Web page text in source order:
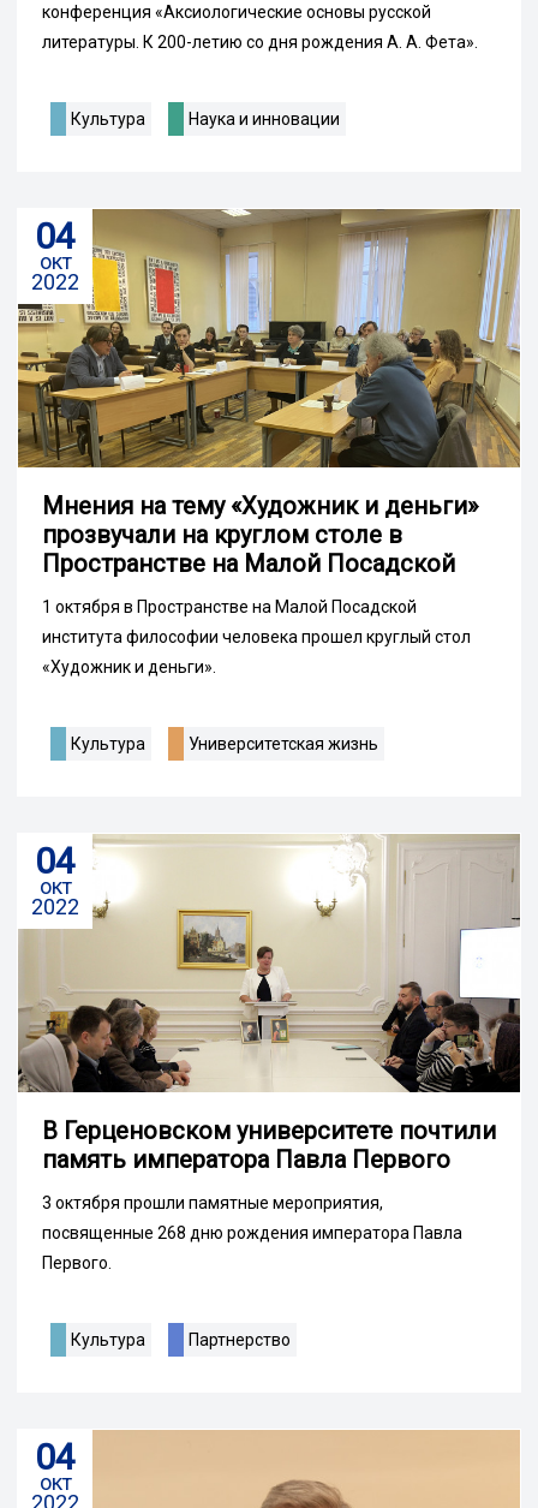
конференция «Аксиологические основы русской
литературы. К 200-летию со дня рождения А. А. Фета».
Культура Наука и инновации
04
окт
2022
Мнения на тему «Художник и деньги»
прозвучали на круглом столе в
Пространстве на Малой Посадской
1 октября в Пространстве на Малой Посадской
института философии человека прошел круглый стол
«Художник и деньги».
Культура Университетская жизнь
04
окт
2022
В Герценовском университете почтили
память императора Павла Первого
3 октября прошли памятные мероприятия,
посвященные 268 дню рождения императора Павла
Первого.
Культура Партнерство
04
окт
2022